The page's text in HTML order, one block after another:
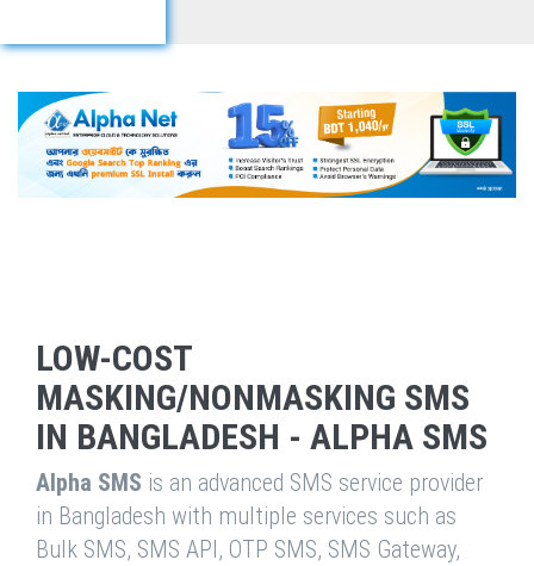
LOW-COST
MASKING/NONMASKING SMS
IN BANGLADESH - ALPHA SMS
Alpha SMS is an advanced SMS service provider
in Bangladesh with multiple services such as
Bulk SMS, SMS API, OTP SMS, SMS Gateway,